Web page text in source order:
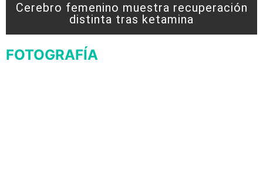
Cerebro femenino muestra recuperación
distinta tras ketamina
FOTOGRAFÍA